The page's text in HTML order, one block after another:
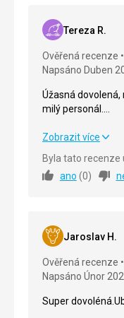
Tereza R.
Ověřená recenze
Napsáno Duben
Úžasná dovolená,
milý personál.
Úžasná dovolená,
Nádherná příroda.
Okolí
Služby
Cena
Zobrazit více
Byla tato recenze
ano (0)
Jaroslav H.
Ověřená recenze
Napsáno Únor
Super